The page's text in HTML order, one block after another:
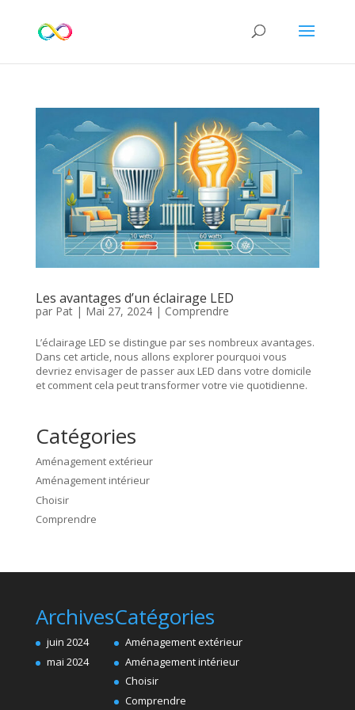
Les avantages d’un éclairage LED
par Pat| Mai 27, 2024| Comprendre
L’éclairage LED se distingue par ses nombreux avantages.
Dans cet article, nous allons explorer pourquoi vous
devriez envisager de passer aux LED dans votre domicile
et comment cela peut transformer votre vie quotidienne.
Catégories
Aménagement extérieur
Aménagement intérieur
Choisir
Comprendre
Archives
juin 2024
mai 2024
Catégories
Aménagement extérieur
Aménagement intérieur
Choisir
Comprendre